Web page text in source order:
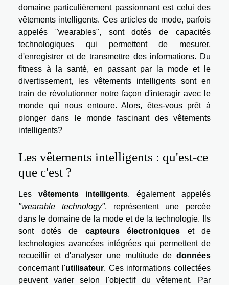
domaine particulièrement passionnant est celui des
vêtements intelligents. Ces articles de mode, parfois
appelés "wearables", sont dotés de capacités
technologiques qui permettent de mesurer,
d'enregistrer et de transmettre des informations. Du
fitness à la santé, en passant par la mode et le
divertissement, les vêtements intelligents sont en
train de révolutionner notre façon d'interagir avec le
monde qui nous entoure. Alors, êtes-vous prêt à
plonger dans le monde fascinant des vêtements
intelligents?
Les vêtements intelligents : qu'est-ce
que c'est ?
Les vêtements intelligents, également appelés
"wearable technology", représentent une percée
dans le domaine de la mode et de la technologie. Ils
sont dotés de capteurs électroniques et de
technologies avancées intégrées qui permettent de
recueillir et d'analyser une multitude de données
concernant l'utilisateur. Ces informations collectées
peuvent varier selon l'objectif du vêtement. Par